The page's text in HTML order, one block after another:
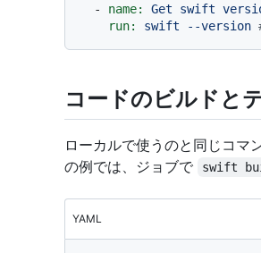
-
name: Get swift
run:
swift --version
コードのビルドと
ローカルで使うのと同じコマ
の例では、ジョブで
swift
YAML